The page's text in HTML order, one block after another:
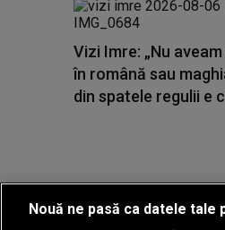
Vizi Imre: „Nu
în română sau
din spatele regulii e
Nouă ne pasă ca datele